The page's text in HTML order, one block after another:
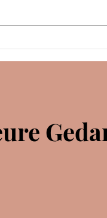
Zauberschule der Welt,